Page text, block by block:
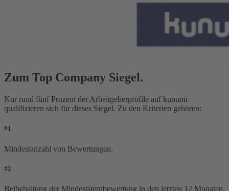
Zum Top Company Siegel.
Nur rund fünf Prozent der Arbeitgeberprofile auf kununu
qualifizieren sich für dieses Siegel. Zu den Kriterien gehören:
#1
Mindestanzahl von Bewertungen.
#2
Beibehaltung der Mindeststernbewertung in den letzten 12 Monaten.